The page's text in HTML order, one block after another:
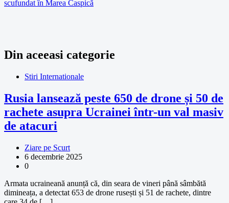
scufundat în Marea Caspică
Din aceeasi categorie
Stiri Internationale
Rusia lansează peste 650 de drone și 50 de
rachete asupra Ucrainei într-un val masiv
de atacuri
Ziare pe Scurt
6 decembrie 2025
0
Armata ucraineană anunță că, din seara de vineri până sâmbătă
dimineața, a detectat 653 de drone rusești și 51 de rachete, dintre